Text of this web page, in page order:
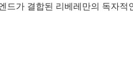
드가 결합된 리베레만의 독자